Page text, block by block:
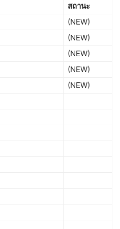
สถานะ
(NEW)
(NEW)
(NEW)
(NEW)
(NEW)